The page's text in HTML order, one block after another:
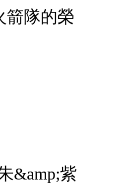
箭隊的榮
&amp;紫